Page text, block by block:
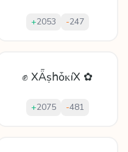
+2053 -247
✊ XǞṣհȱᴋíX ✿
+2075 -481